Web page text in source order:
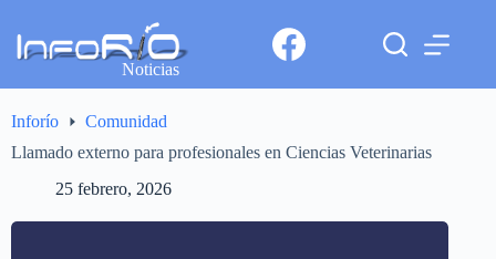
Noticias
Inforío
Comunidad
Llamado externo para profesionales en Ciencias Veterinarias
25 febrero, 2026